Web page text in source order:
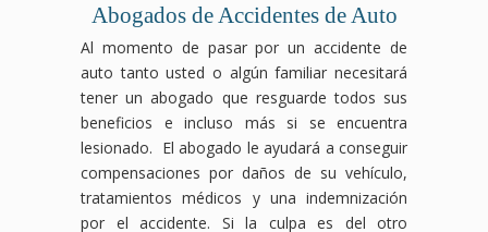
ocurrir
por
condiciones
inseguras,
como
resbaladizos,
falta
de
mantenimiento
o
pero
tienes
que
enfrentarlos
solo.
Nuestro
equipo
de
abogados
especializados
en
laboral
luchará
para
tus
derechos
sean
respetados
y
ocasionados
por
el
accidente.
Los
accidentes
de
bicicleta
pueden
ocurrir
debido
ser
pero
no
tienes
que
enfrentarlo
solo.
Nuestro
equipo
de
accidentes
pueden
ocurrir
en
industria
y a
menudo
dejan
a
Abogados de Accidentes de Auto
Al momento de pasar por un accidente de
auto tanto usted o algún familiar necesitará
tener un abogado que resguarde todos sus
beneficios e incluso más si se encuentra
lesionado. El abogado le ayudará a conseguir
compensaciones por daños de su vehículo,
tratamientos médicos y una indemnización
por el accidente. Si la culpa es del otro